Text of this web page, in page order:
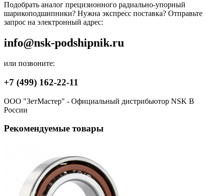
Подобрать аналог прецизионного радиально-упорный
шарикоподшипники? Нужна экспресс поставка? Отправьте
запрос на электронный адрес:
info@nsk-podshipnik.ru
или позвоните:
+7 (499) 162-22-11
ООО "ЗетМастер" - Официальный дистрибьютор NSK В
России
Рекомендуемые товары